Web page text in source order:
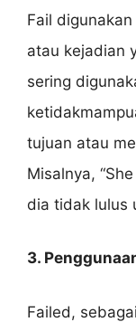
Fail
atau kejadian
sering
tujuan atau
Misalnya,
dia tidak lulus
3.
Failed,